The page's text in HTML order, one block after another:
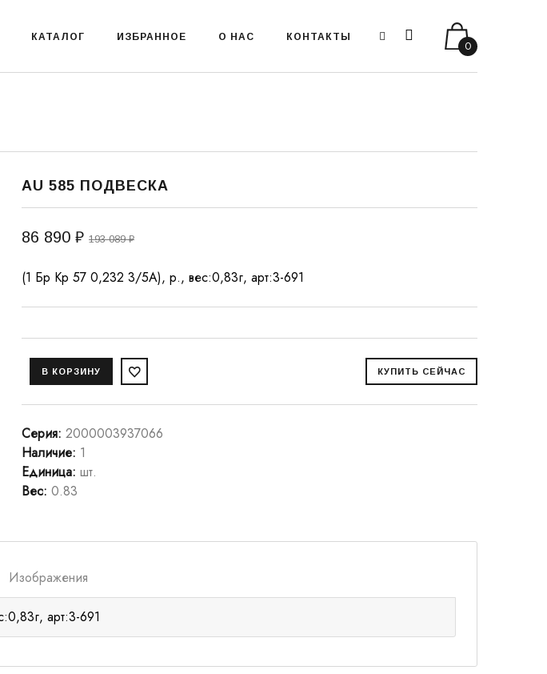
0
КАТАЛОГ ИЗБРАННОЕ О НАС КОНТАКТЫ
AU 585 ПОДВЕСКА
86 890 ₽ 193 089 ₽
(1 Бр Кр 57 0,232 3/5А), р., вес:0,83г, арт:3-691
Серия: 2000003937066
Наличие: 1
Единица: шт.
Вес: 0.83
арт:3-691
Изображения